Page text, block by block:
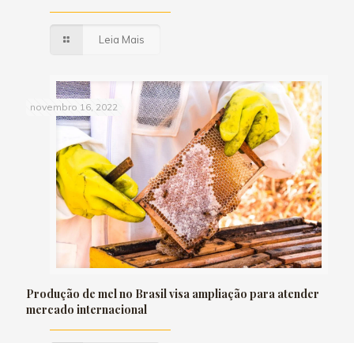
Leia Mais
novembro 16, 2022
Produção de mel no Brasil visa ampliação para atender
mercado internacional